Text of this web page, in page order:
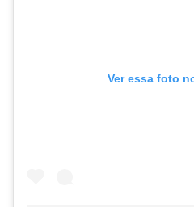
Ver essa foto